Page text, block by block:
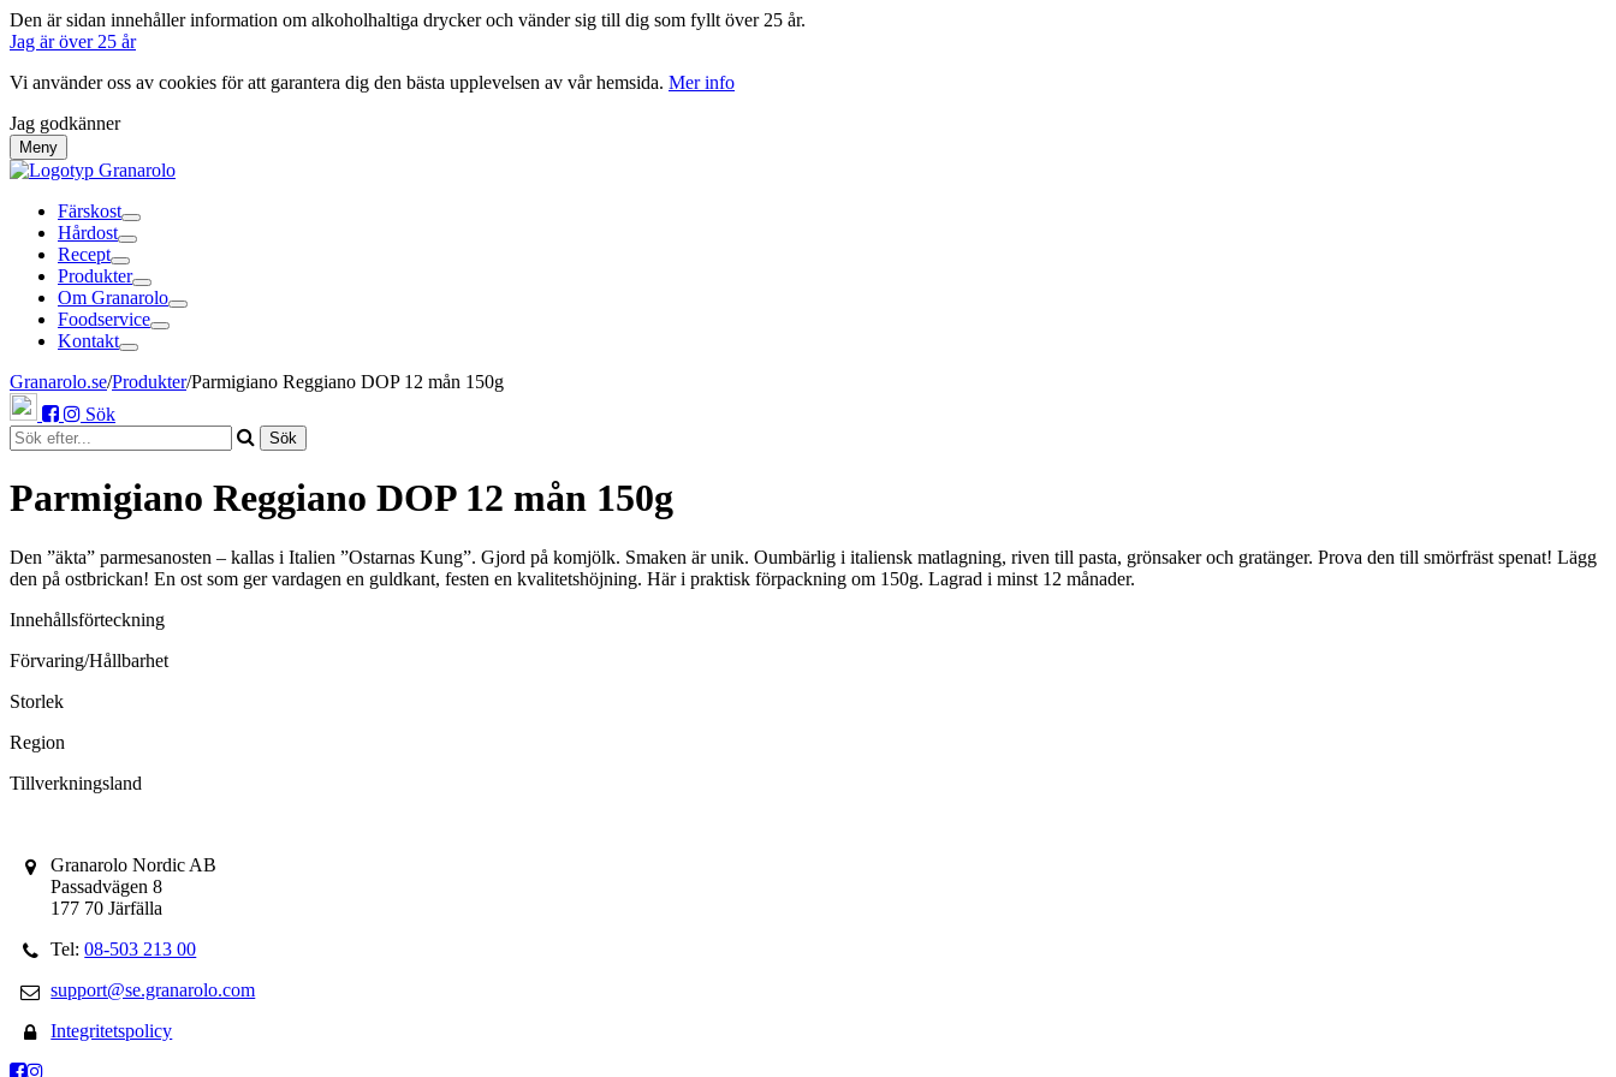
Den är sidan innehåller information om alkoholhaltiga drycker och vänder sig till dig som fyllt över 25 år.
Jag är över 25 år
Vi använder oss av cookies för att garantera dig den bästa upplevelsen av vår hemsida. Mer info
Jag godkänner
Meny
Färskost
Hårdost
Recept
Produkter
Om Granarolo
Foodservice
Kontakt
Granarolo.se/Produkter/Parmigiano Reggiano DOP 12 mån 150g
Sök
Parmigiano Reggiano DOP 12 mån 150g
Den ”äkta” parmesanosten – kallas i Italien ”Ostarnas Kung”. Gjord på komjölk. Smaken är unik. Oumbärlig i italiensk matlagning, riven till pasta, grönsaker och gratänger. Prova den till smörfräst spenat! Lägg
den på ostbrickan! En ost som ger vardagen en guldkant, festen en kvalitetshöjning. Här i praktisk förpackning om 150g. Lagrad i minst 12 månader.
Innehållsförteckning
Förvaring/Hållbarhet
Storlek
Region
Tillverkningsland
Granarolo Nordic AB
Passadvägen 8
177 70 Järfälla
Tel:08-503 213 00
support@se.granarolo.com
Integritetspolicy